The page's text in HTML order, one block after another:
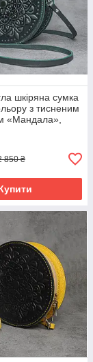
шкіряна сумка
з тисненим
«Мандала»,
850 ₴